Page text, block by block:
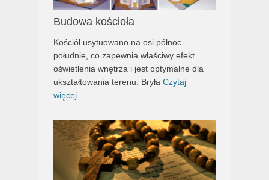
Budowa kościoła
Kościół usytuowano na osi północ –
południe, co zapewnia właściwy efekt
oświetlenia wnętrza i jest optymalne dla
ukształtowania terenu. Bryła Czytaj
więcej...